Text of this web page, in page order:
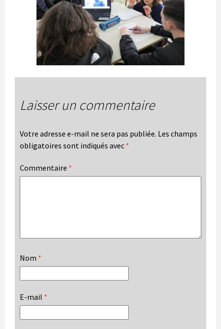
Laisser un commentaire
Votre adresse e-mail ne sera pas publiée. Les champs
obligatoires sont indiqués avec *
Commentaire *
Nom *
E-mail *